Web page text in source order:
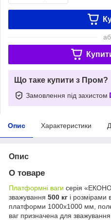
Що таке купити з Пром?
Замовлення під захистом
Опис Характеристики
Опис
О товаре
Платформні ваги серія
зважування 500 кг і розмірами
платформи 1000х1000 мм,
ваг призначена для